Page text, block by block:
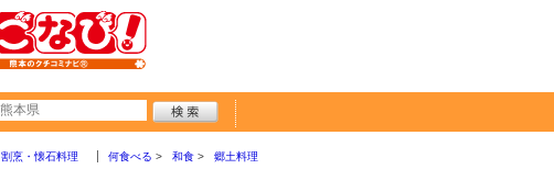
割烹・懐石料理 何食べる 和食 郷土料理